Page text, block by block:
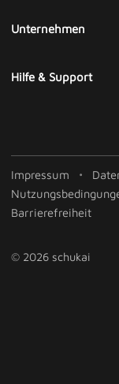
Unternehmen
Hilfe & Support
Impressum
Barrierefreiheit
© 2026 schukai